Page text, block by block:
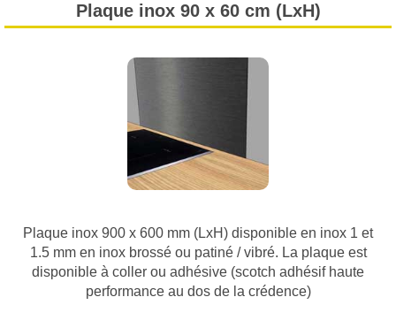
Plaque inox 90 x 60 cm (LxH)
Plaque inox 900 x 600 mm (LxH) disponible en inox 1 et
1.5 mm en inox brossé ou patiné / vibré. La plaque est
disponible à coller ou adhésive (scotch adhésif haute
performance au dos de la crédence)